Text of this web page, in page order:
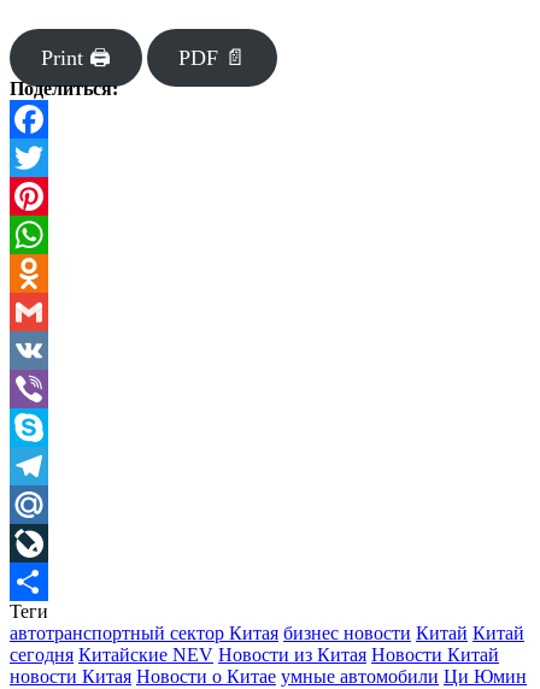
Print 🖨 PDF 📄
Поделиться:
Facebook
Twitter
Pinterest
WhatsApp
Odnoklassniki
Gmail
VK
Viber
Skype
Telegram
Mail.Ru
LiveJournal
Отправить
Теги
автотранспортный сектор Китая бизнес новости Китай Китай
сегодня Китайские NEV Новости из Китая Новости Китай
новости Китая Новости о Китае умные автомобили Ци Юмин